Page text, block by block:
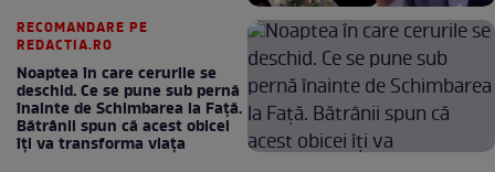
RECOMANDARE PE
REDACTIA.RO
Noaptea în care cerurile se
deschid. Ce se pune sub pernă
înainte de Schimbarea la Față.
Bătrânii spun că acest obicei
îți va transforma viața